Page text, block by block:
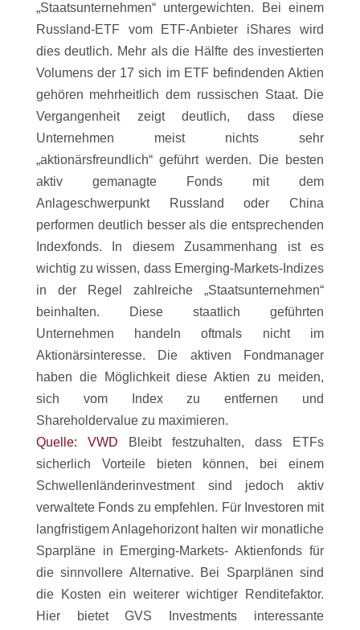
„Staatsunternehmen“ untergewichten. Bei einem
Russland-ETF vom ETF-Anbieter iShares wird
dies deutlich. Mehr als die Hälfte des investierten
Volumens der 17 sich im ETF befindenden Aktien
gehören mehrheitlich dem russischen Staat. Die
Vergangenheit zeigt deutlich, dass diese
Unternehmen meist nichts sehr
„aktionärsfreundlich“ geführt werden. Die besten
aktiv gemanagte Fonds mit dem
Anlageschwerpunkt Russland oder China
performen deutlich besser als die entsprechenden
Indexfonds. In diesem Zusammenhang ist es
wichtig zu wissen, dass Emerging-Markets-Indizes
in der Regel zahlreiche „Staatsunternehmen“
beinhalten. Diese staatlich geführten
Unternehmen handeln oftmals nicht im
Aktionärsinteresse. Die aktiven Fondmanager
haben die Möglichkeit diese Aktien zu meiden,
sich vom Index zu entfernen und
Shareholdervalue zu maximieren.
Quelle: VWD Bleibt festzuhalten, dass ETFs
sicherlich Vorteile bieten können, bei einem
Schwellenländerinvestment sind jedoch aktiv
verwaltete Fonds zu empfehlen. Für Investoren mit
langfristigem Anlagehorizont halten wir monatliche
Sparpläne in Emerging-Markets- Aktienfonds für
die sinnvollere Alternative. Bei Sparplänen sind
die Kosten ein weiterer wichtiger Renditefaktor.
Hier bietet GVS Investments interessante